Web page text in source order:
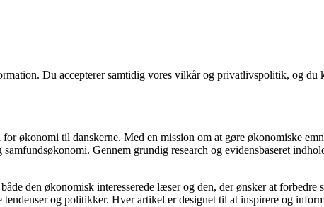
Du accepterer samtidig vores vilkår og privatlivspolitik, og du
økonomi til danskerne. Med en mission om at gøre økonomiske
Gennem grundig research og evidensbaseret
den økonomisk interesserede læser og den, der ønsker at
og politikker. Hver artikel er designet til at inspirere og